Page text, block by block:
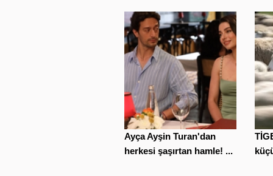
Ayça Ayşin Turan'dan
herkesi şaşırtan hamle! ...